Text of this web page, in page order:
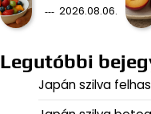
2026.08.06.
Legutóbbi
Japán szilva